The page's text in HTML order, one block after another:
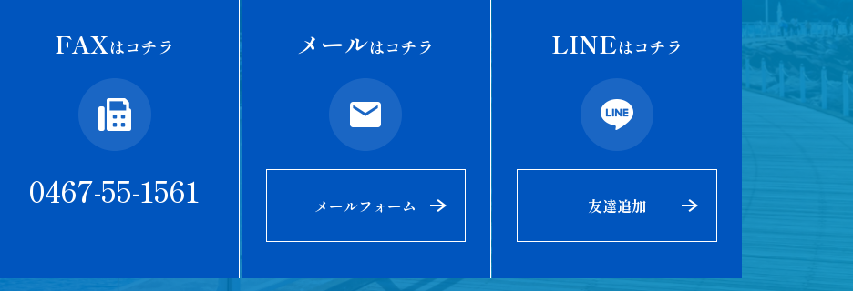
FAXはコチラ
0467-55-1561
メールはコチラ
メールフォーム
LINEはコチラ
友達追加